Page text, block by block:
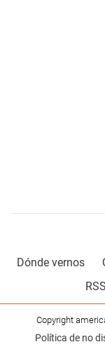
Dónde vernos
RSS
Copyright
Política de no